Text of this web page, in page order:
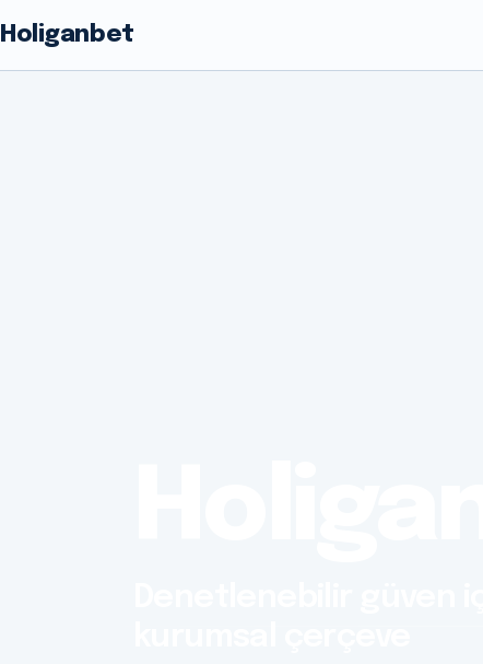
Holiganbet